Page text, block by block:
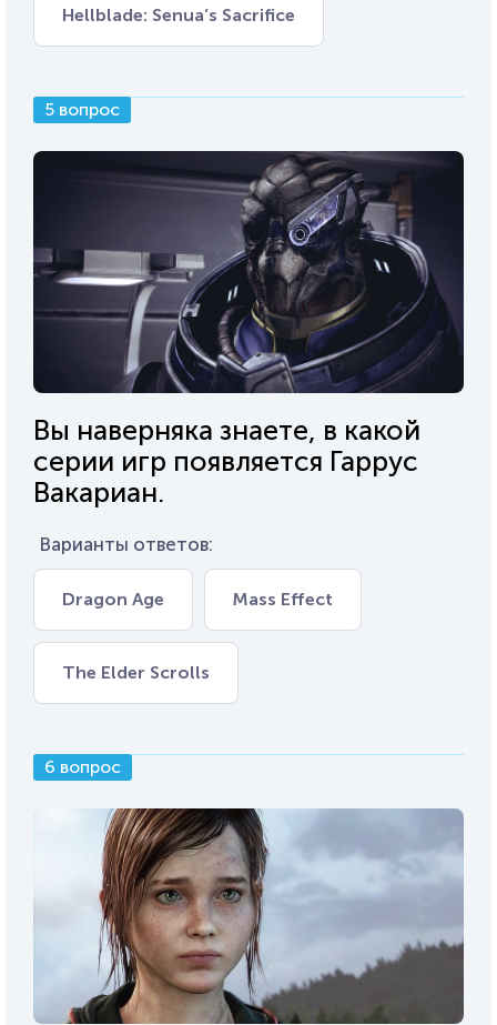
Hellblade: Senua’s Sacrifice
5 вопрос
Вы наверняка знаете, в какой
серии игр появляется Гаррус
Вакариан.
Варианты ответов:
Dragon Age Mass Effect
The Elder Scrolls
6 вопрос